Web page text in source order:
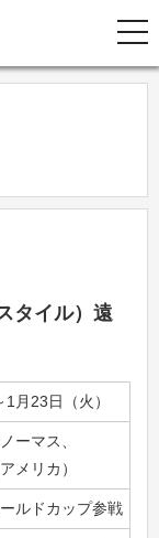
タイル）遠
月23日（火）
ーマス、
メリカ）
ルドカップ参戦